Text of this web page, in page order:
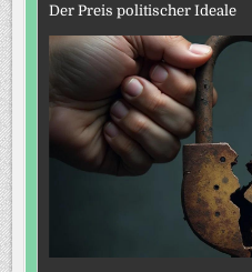
Der Preis politischer Ideale